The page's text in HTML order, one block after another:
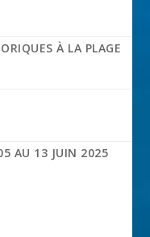
À LA PLAGE
AU 13 JUIN 2025